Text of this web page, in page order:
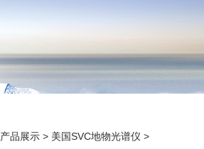
产品展示 > 美国SVC地物光谱仪 >